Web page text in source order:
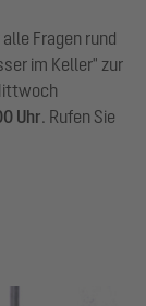
Fragen rund
im Keller" zur
Uhr. Rufen Sie